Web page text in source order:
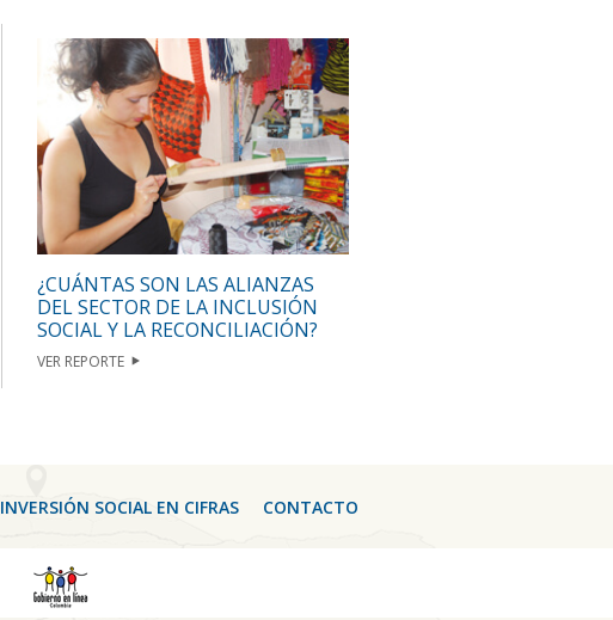
¿CUÁNTAS SON LAS ALIANZAS
DEL SECTOR DE LA INCLUSIÓN
SOCIAL Y LA RECONCILIACIÓN?
VER REPORTE
INVERSIÓN SOCIAL EN CIFRAS CONTACTO